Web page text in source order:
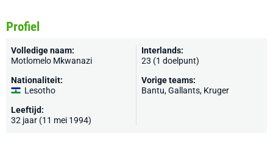
Profiel
Volledige naam:
Motlomelo Mkwanazi
Nationaliteit:
Lesotho
Leeftijd:
32 jaar (11 mei 1994)
Interlands:
23 (1 doelpunt)
Vorige teams:
Bantu, Gallants, Kruger